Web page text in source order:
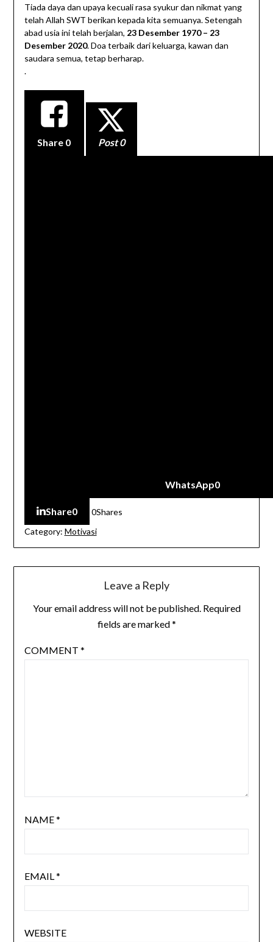
Tiada daya dan upaya kecuali rasa syukur dan nikmat yang
telah Allah SWT berikan kepada kita semuanya. Setengah
abad usia ini telah berjalan, 23 Desember 1970 – 23
Desember 2020. Doa terbaik dari keluarga, kawan dan
saudara semua, tetap berharap.
.
Share 0 Post 0
WhatsApp0
Share0 0Shares
Category: Motivasi
Leave a Reply
Your email address will not be published. Required
fields are marked*
COMMENT *
NAME*
EMAIL*
WEBSITE